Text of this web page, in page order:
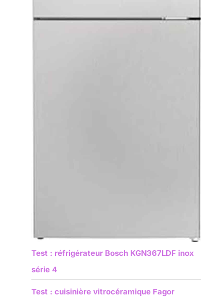
Test : réfrigérateur Bosch KGN367LDF inox
série 4
Test : cuisinière vitrocéramique Fagor